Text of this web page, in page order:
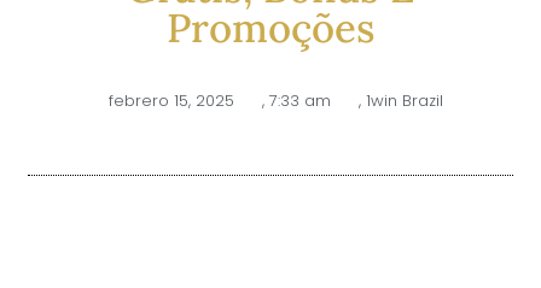
Promoções
febrero 15, 2025 , 7:33 am , 1win Brazil